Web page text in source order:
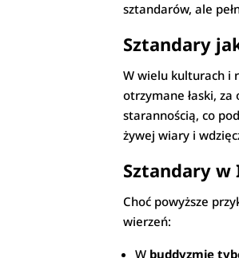
sztandarów, ale
Sztandary
W wielu kulturach i
otrzymane łaski,
starannością, co
żywej wiary i
Sztandary
Choć powyższe
wierzeń:
W buddyzmie